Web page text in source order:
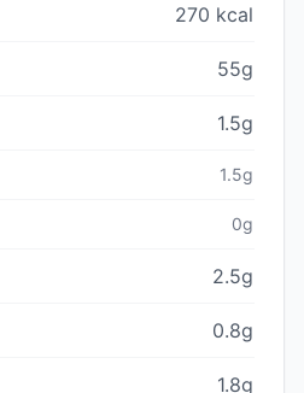
270 kcal
55g
1.5g
1.5g
0g
2.5g
0.8g
1.8g